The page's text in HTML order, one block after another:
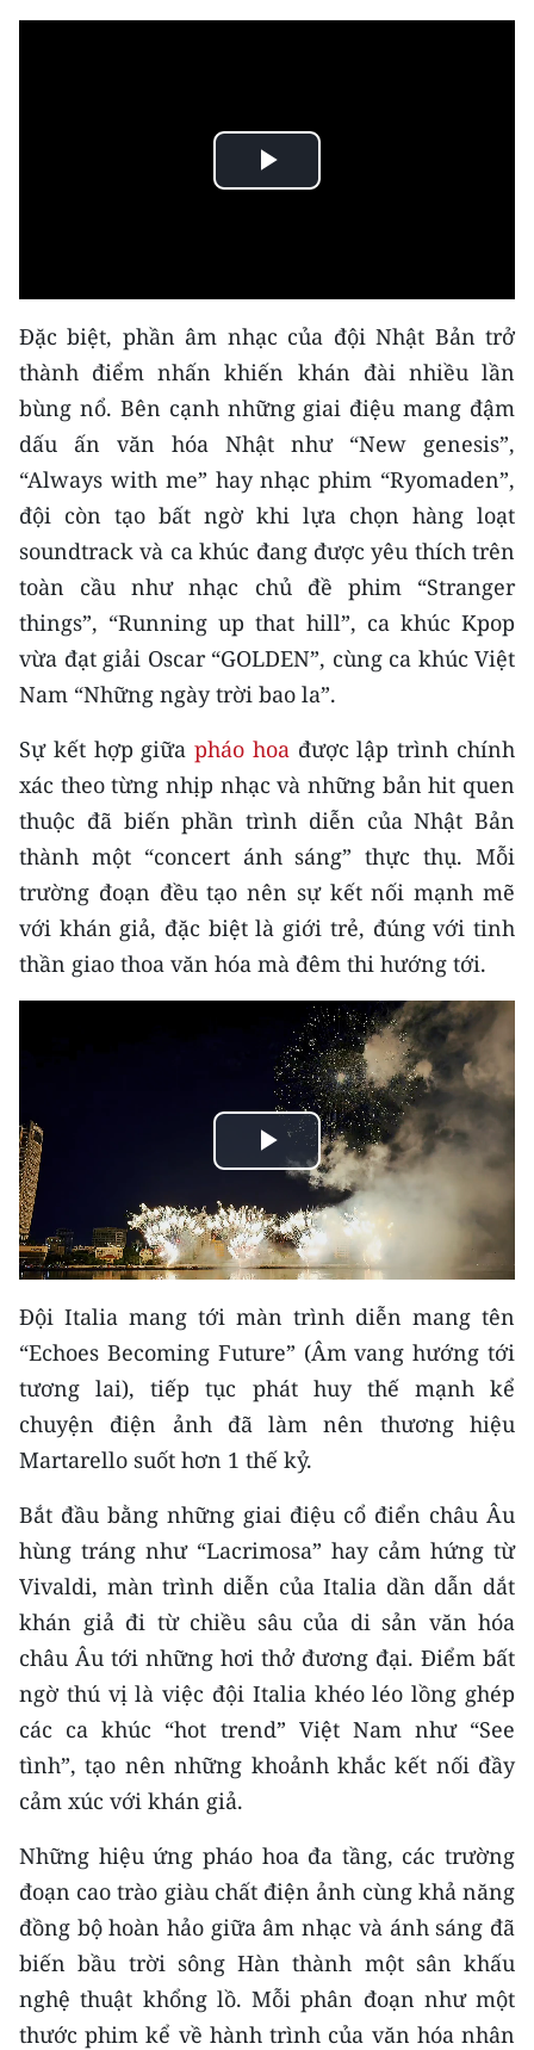
Media Thế giới
Ảnh
Infographic
TIN MỚI
TIN ĐỊA PHƯƠNG
Trung du và miền núi phía Bắc
Đồng bằng sông Hồng
Bắc Trung Bộ
Duyên hải Nam Trung Bộ và Tây
Nguyên
Đông Nam Bộ
Đồng bằng sông Cửu Long
Chuyên trang Hà Nội
Chuyên trang TP. Hồ Chí Minh
VỀ BÁO NHÂN DÂN
THỜI NAY
NHÂN DÂN CUỐI TUẦN
NHÂN DÂN HẰNG THÁNG
MUA BÁO
ĐỌC BÁO IN
ENGLISH
中文
FRANÇAIS
РУССКИЙ
ESPAÑOL
한국어
Play
Đặc biệt, phần âm nhạc của đội Nhật Bản trở
thành điểm nhấn khiến khán đài nhiều lần
bùng nổ. Bên cạnh những giai điệu mang đậm
dấu ấn văn hóa Nhật như “New genesis”,
“Always with me” hay nhạc phim “Ryomaden”,
đội còn tạo bất ngờ khi lựa chọn hàng loạt
soundtrack và ca khúc đang được yêu thích trên
toàn cầu như nhạc chủ đề phim “Stranger
things”, “Running up that hill”, ca khúc Kpop
vừa đạt giải Oscar “GOLDEN”, cùng ca khúc Việt
Nam “Những ngày trời bao la”.
Sự kết hợp giữapháo hoađược lập trình chính
xác theo từng nhịp nhạc và những bản hit quen
thuộc đã biến phần trình diễn của Nhật Bản
thành một “concert ánh sáng” thực thụ. Mỗi
trường đoạn đều tạo nên sự kết nối mạnh mẽ
với khán giả, đặc biệt là giới trẻ, đúng với tinh
thần giao thoa văn hóa mà đêm thi hướng tới.
Play
Video
Đội Italia mang tới màn trình diễn mang tên
“Echoes Becoming Future” (Âm vang hướng tới
tương lai), tiếp tục phát huy thế mạnh kể
chuyện điện ảnh đã làm nên thương hiệu
Martarello suốt hơn 1 thế kỷ.
Bắt đầu bằng những giai điệu cổ điển châu Âu
hùng tráng như “Lacrimosa” hay cảm hứng từ
Vivaldi, màn trình diễn của Italia dần dẫn dắt
khán giả đi từ chiều sâu của di sản văn hóa
châu Âu tới những hơi thở đương đại. Điểm bất
ngờ thú vị là việc đội Italia khéo léo lồng ghép
các ca khúc “hot trend” Việt Nam như “See
tình”, tạo nên những khoảnh khắc kết nối đầy
cảm xúc với khán giả.
Những hiệu ứng pháo hoa đa tầng, các trường
đoạn cao trào giàu chất điện ảnh cùng khả năng
đồng bộ hoàn hảo giữa âm nhạc và ánh sáng đã
biến bầu trời sông Hàn thành một sân khấu
nghệ thuật khổng lồ. Mỗi phân đoạn như một
thước phim kể về hành trình của văn hóa nhân